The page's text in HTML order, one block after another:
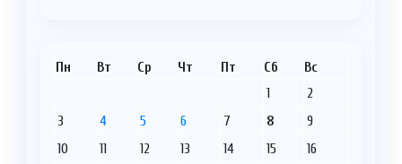
Пн Вт Ср Чт Пт Сб Вс
1
2
3
4 5 6 7 8
9
10
11 12 13 14 15
16